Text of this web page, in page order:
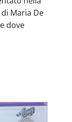
Maria De
dove